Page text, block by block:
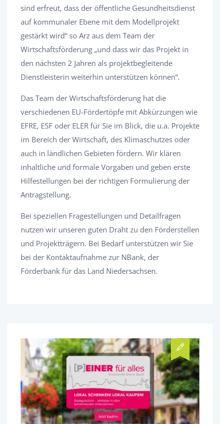
sind erfreut, dass der öffentliche Gesundheitsdienst
auf kommunaler Ebene mit dem Modellprojekt
gestärkt wird“ so Arz aus dem Team der
Wirtschaftsförderung „und dass wir das Projekt in
den nächsten 2 Jahren als projektbegleitende
Dienstleisterin weiterhin unterstützen können“.
Das Team der Wirtschaftsförderung hat die
verschiedenen EU-Fördertöpfe mit Abkürzungen wie
EFRE, ESF oder ELER für Sie im Blick, die u.a. Projekte
im Bereich der Wirtschaft, des Klimaschutzes oder
auch in ländlichen Gebieten fördern. Wir klären
inhaltliche und formale Vorgaben und geben erste
Hilfestellungen bei der richtigen Formulierung der
Antragstellung.
Bei speziellen Fragestellungen und Detailfragen
nutzen wir unseren guten Draht zu den Förderstellen
und Projektträgern. Bei Bedarf unterstützen wir Sie
bei der Kontaktaufnahme zur NBank, der
Förderbank für das Land Niedersachsen.